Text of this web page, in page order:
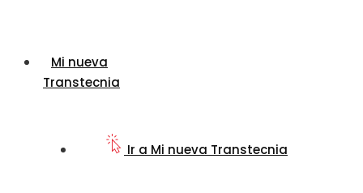
Mi nueva
Transtecnia
Ir a Mi nueva Transtecnia